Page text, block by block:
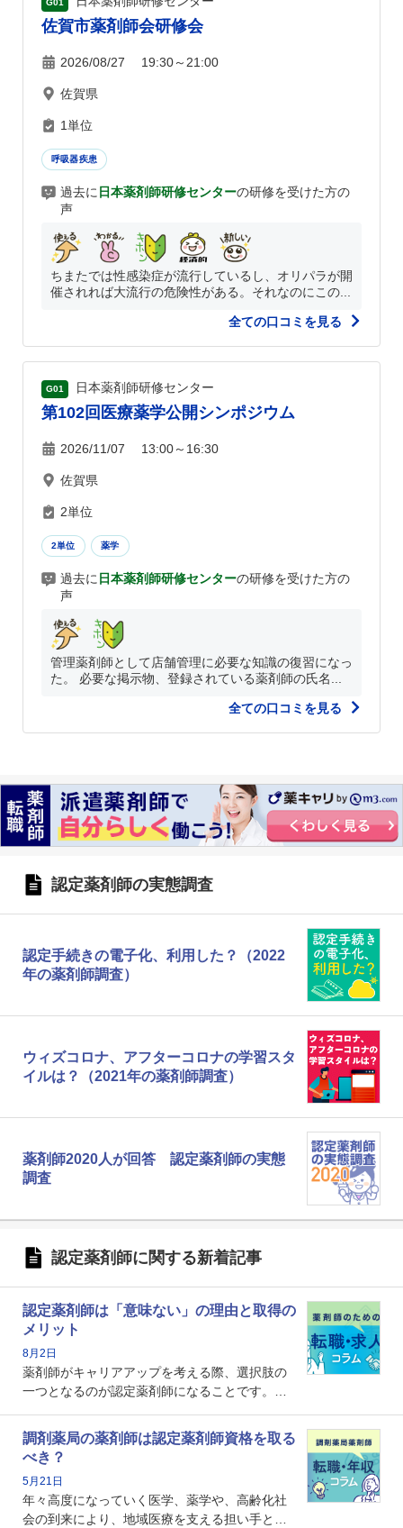
G01
佐賀市薬剤師会研修会
2026/08/27 19:30～21:00
佐賀県
1単位
呼吸器疾患
過去に 日本薬剤師研修センターの研修を受けた方の
声
ちまたでは性感染症が流行しているし、オリパラが開
催されれば大流行の危険性がある。それなのにこの...
全ての口コミを見る
G01 日本薬剤師研修センター
第102回医療薬学公開シンポジウム
2026/11/07 13:00～16:30
佐賀県
2単位
2単位 薬学
過去に 日本薬剤師研修センターの研修を受けた方の
声
管理薬剤師として店舗管理に必要な知識の復習になっ
た。 必要な掲示物、登録されている薬剤師の氏名...
全ての口コミを見る
認定薬剤師の実態調査
認定手続きの電子化、利用した？（2022
年の薬剤師調査）
ウィズコロナ、アフターコロナの学習スタ
イルは？（2021年の薬剤師調査）
薬剤師2020人が回答 認定薬剤師の実態
調査
認定薬剤師に関する新着記事
認定薬剤師は「意味ない」の理由と取得の
メリット
8月2日
薬剤師がキャリアアップを考える際、選択肢の
一つとなるのが認定薬剤師になることです。し
という声を聞いたことがあるかもしれません。
本記事では、認定薬剤師が「意味ない」といわ
れる理由や、取得するメリット、年収・キャリ
アへの影響を解説します。
調剤薬局の薬剤師は認定薬剤師資格を取る
べき？
5月21日
年々高度になっていく医学、薬学や、高齢化社
会の到来により、地域医療を支える担い手とし